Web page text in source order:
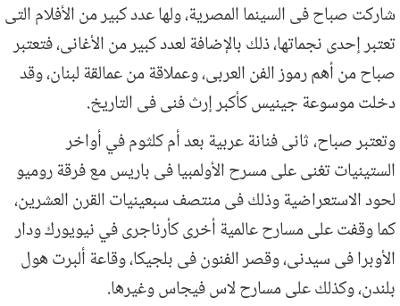
شاركت صباح فى السينما المصرية، ولها عدد كبير من الأفلام التى
تعتبر إحدى نجماتها، ذلك بالإضافة لعدد كبير من الأغانى، فتعتبر
صباح من أهم رموز الفن العربى، وعملاقة من عمالقة لبنان، وقد
دخلت موسوعة جينيس كأكبر إرث فنى فى التاريخ.
وتعتبر صباح، ثانى فنانة عربية بعد أم كلثوم في أواخر
الستينيات تغنى على مسرح الأولمبيا فى باريس مع فرقة روميو
لحود الاستعراضية وذلك فى منتصف سبعينيات القرن العشرين،
كما وقفت على مسارح عالمية أخرى كأرناجرى في نيويورك ودار
الأوبرا فى سيدنى، وقصر الفنون فى بلجيكا، وقاعة ألبرت هول
بلندن، وكذلك على مسارح لاس فيجاس وغيرها.